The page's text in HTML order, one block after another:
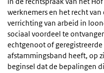
werknemers en het recht
verrichting van arbeid in
sociaal voordeel te
echtgenoot of
afstammingsband heeft, op
beginsel dat de bepalingen